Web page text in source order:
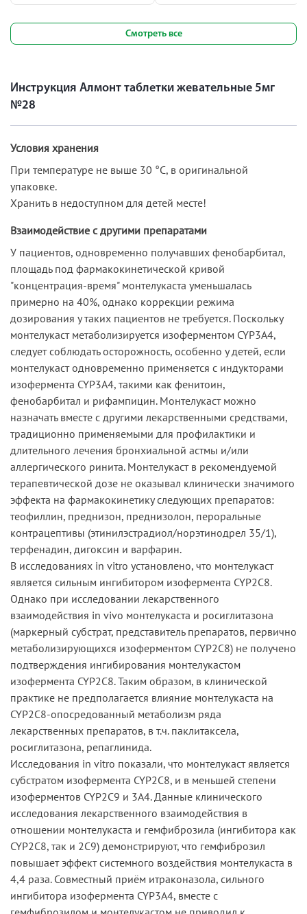
Смотреть все
Инструкция Алмонт таблетки жевательные 5мг
№28
Условия хранения
При температуре не выше 30 °С, в оригинальной
упаковке.
Хранить в недоступном для детей месте!
Взаимодействие с другими препаратами
У пациентов, одновременно получавших фенобарбитал,
площадь под фармакокинетической кривой
"концентрация-время" монтелукаста уменьшалась
примерно на 40%, однако коррекции режима
дозирования у таких пациентов не требуется. Поскольку
монтелукаст метаболизируется изоферментом CYP3A4,
следует соблюдать осторожность, особенно у детей, если
монтелукаст одновременно применяется с индукторами
изофермента CYP3A4, такими как фенитоин,
фенобарбитал и рифампицин. Монтелукаст можно
назначать вместе с другими лекарственными средствами,
традиционно применяемыми для профилактики и
длительного лечения бронхиальной астмы и/или
аллергического ринита. Монтелукаст в рекомендуемой
терапевтической дозе не оказывал клинически значимого
эффекта на фармакокинетику следующих препаратов:
теофиллин, преднизон, преднизолон, пероральные
контрацептивы (этинилэстрадиол/норэтинодрел 35/1),
терфенадин, дигоксин и варфарин.
В исследованиях in vitro установлено, что монтелукаст
является сильным ингибитором изофермента CYP2C8.
Однако при исследовании лекарственного
взаимодействия in vivo монтелукаста и росиглитазона
(маркерный субстрат, представитель препаратов, первично
метаболизирующихся изоферментом CYP2C8) не получено
подтверждения ингибирования монтелукастом
изофермента CYP2C8. Таким образом, в клинической
практике не предполагается влияние монтелукаста на
CYP2C8-опосредованный метаболизм ряда
лекарственных препаратов, в т.ч. паклитаксела,
росиглитазона, репаглинида.
Исследования in vitro показали, что монтелукаст является
субстратом изофермента CYP2C8, и в меньшей степени
изоферментов CYP2С9 и 3А4. Данные клинического
исследования лекарственного взаимодействия в
отношении монтелукаста и гемфиброзила (ингибитора как
CYP2C8, так и 2С9) демонстрируют, что гемфиброзил
повышает эффект системного воздействия монтелукаста в
4,4 раза. Совместный приём итраконазола, сильного
ингибитора изофермента CYP3A4, вместе с